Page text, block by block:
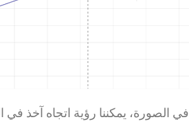
في الصورة، يمكننا رؤية اتجاه آخذ